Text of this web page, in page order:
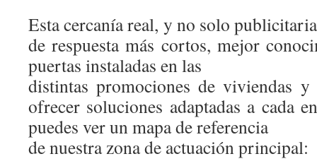
Esta cercanía real, y no solo
de respuesta más cortos, mejor
puertas instaladas en las
distintas promociones de viviendas y
ofrecer soluciones adaptadas a cada
puedes ver un mapa de referencia
de nuestra zona de actuación principal: